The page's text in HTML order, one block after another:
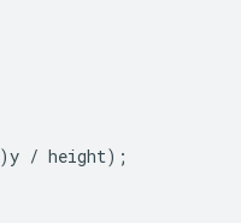
)y / height);